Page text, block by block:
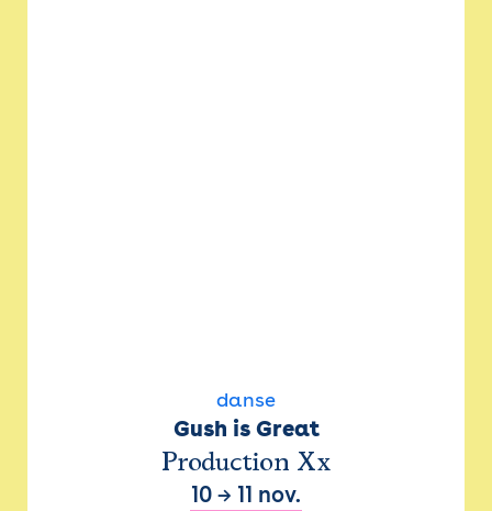
danse
Gush is Great
Production Xx
10 → 11 nov.